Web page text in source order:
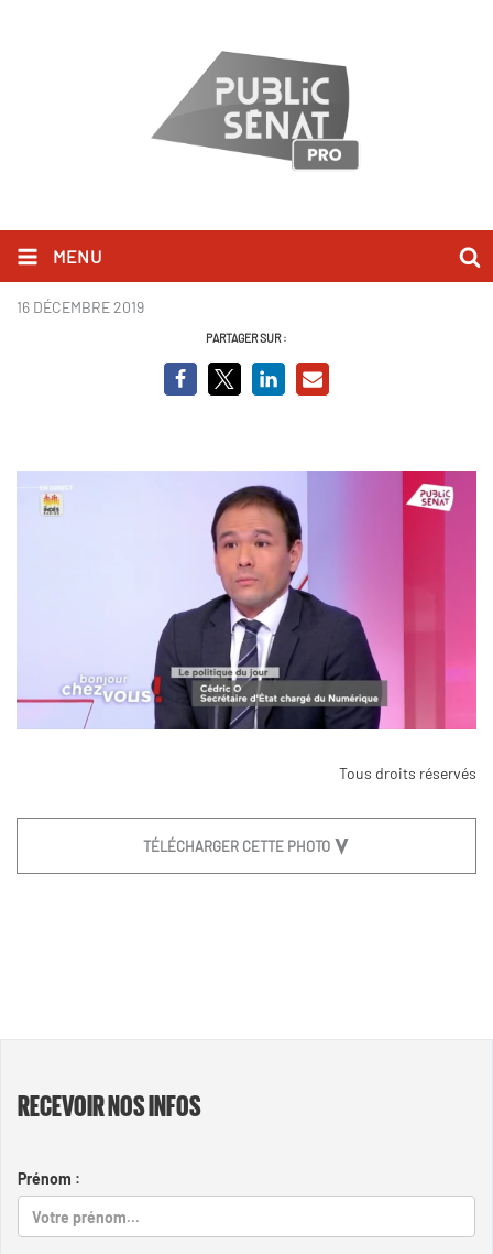
MENU
Cédric O.jpg
16 DÉCEMBRE 2019
PARTAGER SUR :
Tous droits réservés
TÉLÉCHARGER CETTE PHOTO
RECEVOIR NOS INFOS
Prénom :